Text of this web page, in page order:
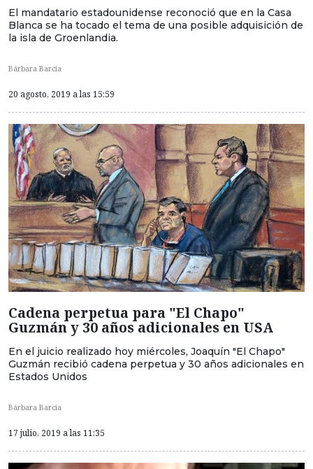
El mandatario estadounidense reconoció que en la Casa
Blanca se ha tocado el tema de una posible adquisición de
la isla de Groenlandia.
Bárbara Barcia
20 agosto, 2019 a las 15:59
Cadena perpetua para "El Chapo"
Guzmán y 30 años adicionales en USA
En el juicio realizado hoy miércoles, Joaquín "El Chapo"
Guzmán recibió cadena perpetua y 30 años adicionales en
Estados Unidos
Bárbara Barcia
17 julio, 2019 a las 11:35